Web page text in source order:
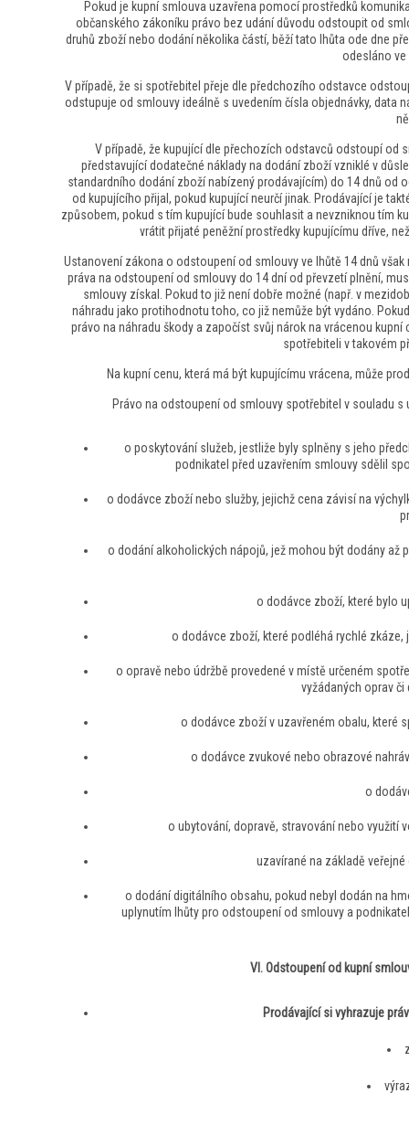
Pokud je kupní smlouva uzavřena pomocí prostředků
občanského zákoníku právo bez udání důvodu odstoupit od
druhů zboží nebo dodání několika částí, běží tato lhůta ode dne
odesláno ve
V případě, že si spotřebitel přeje dle předchozího odstavce
odstupuje od smlouvy ideálně s uvedením čísla objednávky, data
V případě, že kupující dle přechozích odstavců odstoupí od
představující dodatečné náklady na dodání zboží vzniklé v
standardního dodání zboží nabízený prodávajícím) do 14 dnů
od kupujícího přijal, pokud kupující neurčí jinak. Prodávající je
způsobem, pokud s tím kupující bude souhlasit a nevzniknou tím
vrátit přijaté peněžní prostředky kupujícímu dříve,
Ustanovení zákona o odstoupení od smlouvy ve lhůtě 14 dnů
práva na odstoupení od smlouvy do 14 dní od převzetí plnění,
smlouvy získal. Pokud to již není dobře možné (např. v
náhradu jako protihodnotu toho, co již nemůže být vydáno.
právo na náhradu škody a započíst svůj nárok na vrácenou
spotřebiteli v takovém
Na kupní cenu, která má být kupujícímu vrácena, může
Právo na odstoupení od smlouvy spotřebitel v souladu
o poskytování služeb, jestliže byly splněny s jeho
podnikatel před uzavřením smlouvy sdělil
o dodávce zboží nebo služby, jejichž cena závisí na
o dodání alkoholických nápojů, jež mohou být dodány až
o dodávce zboží, které bylo
o dodávce zboží, které podléhá rychlé
o opravě nebo údržbě provedené v místě určeném
vyžádaných oprav
o dodávce zboží v uzavřeném obalu, které
o dodávce zvukové nebo obrazové
o
o ubytování, dopravě, stravování nebo využití
uzavírané na základě
o dodání digitálního obsahu, pokud nebyl dodán na
uplynutím lhůty pro odstoupení od smlouvy a
VI. Odstoupení od kupní
Prodávající si vyhrazuje